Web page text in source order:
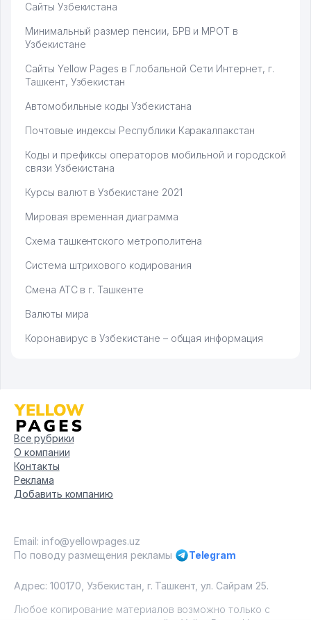
Сайты Узбекистана
Минимальный размер пенсии, БРВ и МРОТ в
Узбекистане
Сайты Yellow Pages в Глобальной Сети Интернет, г.
Ташкент, Узбекистан
Автомобильные коды Узбекистана
Почтовые индексы Республики Каракалпакстан
Коды и префиксы операторов мобильной и городской
связи Узбекистана
Курсы валют в Узбекистане 2021
Мировая временная диаграмма
Схема ташкентского метрополитена
Система штрихового кодирования
Смена АТС в г. Ташкенте
Валюты мира
Коронавирус в Узбекистане – общая информация
Все рубрики
О компании
Контакты
Реклама
Добавить компанию
Email: info@yellowpages.uz
По поводу размещения рекламы
Telegram
Адрес: 100170, Узбекистан, г. Ташкент, ул. Сайрам 25.
Любое копирование материалов возможно только с